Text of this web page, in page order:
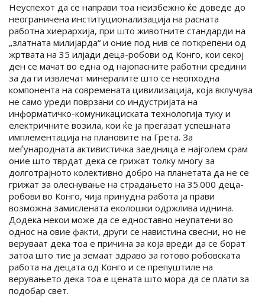
Неуспехот да се направи тоа неизбежно ќе доведе до
неограничена институционализација на расната
работна хиерархија, при што животните стандарди на
„златната милијарда“ и оние под нив се поткрепени од
жртвата на 35 илјади деца-робови од Конго, кои секој
ден се мачат во една од најопасните работни средини
за да ги извлечат минералите што се неопходна
компонента на современата цивилизација, која вклучува
не само уреди поврзани со индустријата на
информатичко-комуникациската технологија туку и
електричните возила, кои ќе ја прегазат успешната
имплементација на плановите на Грета. За
меѓународната активистичка заедница е најголем срам
оние што тврдат дека се грижат толку многу за
долготрајното колективно добро на планетата да не се
грижат за олеснување на страдањето на 35.000 деца-
робови во Конго, чија принудна работа ја прави
возможна замислената еколошки одржлива иднина.
Додека некои може да се едноставно неупатени во
однос на овие факти, други се навистина свесни, но не
веруваат дека тоа е причина за која вреди да се борат
затоа што тие ја земаат здраво за готово робовската
работа на децата од Конго и се препуштиле на
верувањето дека тоа е цената што мора да се плати за
подобар свет.